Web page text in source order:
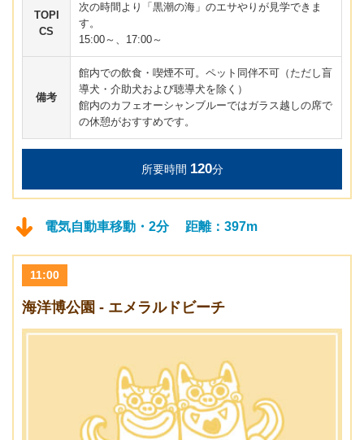
TOPI
CS
次の時間より「黒潮の海」のエサやりが見学できま
す。
15:00～、17:00～
備考
館内での飲食・喫煙不可。ペット同伴不可（ただし盲
導犬・介助犬および聴導犬を除く）
館内のカフェオーシャンブルーではガラス越しの席で
の休憩がおすすめです。
所要時間 120分
電気自動車移動・2分 距離：397m
11:00
海洋博公園 - エメラルドビーチ